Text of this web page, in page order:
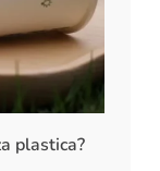
plastica?